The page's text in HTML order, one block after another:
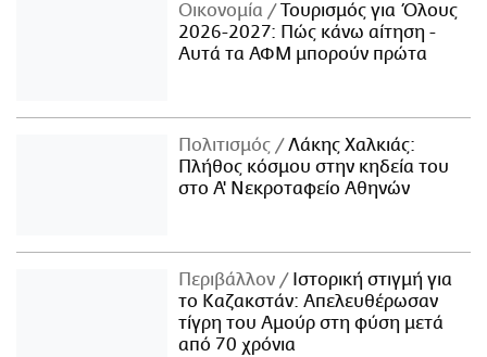
Οικονομία
Τουρισμός για Όλους
2026-2027: Πώς κάνω αίτηση -
Αυτά τα ΑΦΜ μπορούν πρώτα
Πολιτισμός
Λάκης Χαλκιάς:
Πλήθος κόσμου στην κηδεία του
στο Α' Νεκροταφείο Αθηνών
Περιβάλλον
Ιστορική στιγμή για
το Καζακστάν: Απελευθέρωσαν
τίγρη του Αμούρ στη φύση μετά
από 70 χρόνια